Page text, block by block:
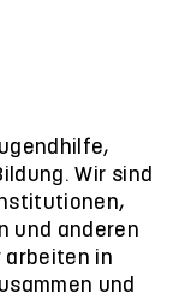
Wir sind
und anderen
arbeiten in
und